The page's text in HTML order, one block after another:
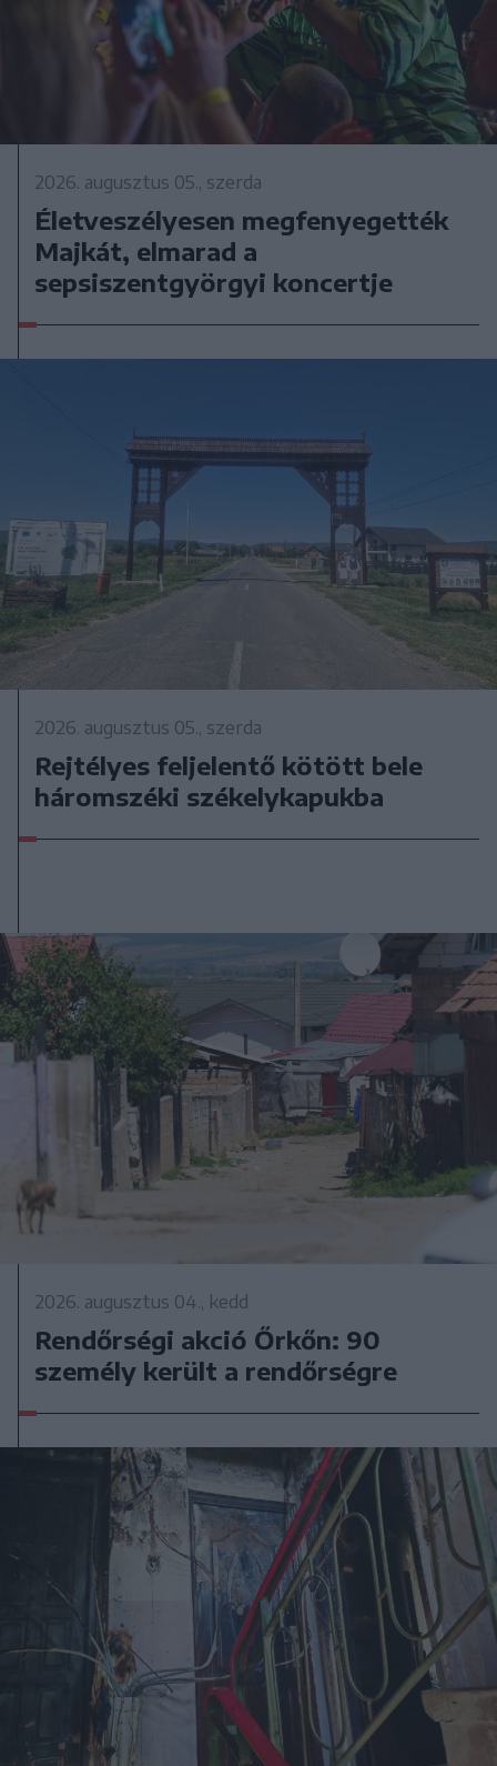
2026. augusztus 05., szerda
Életveszélyesen megfenyegették
Majkát, elmarad a
sepsiszentgyörgyi koncertje
2026. augusztus 05., szerda
Rejtélyes feljelentő kötött bele
háromszéki székelykapukba
2026. augusztus 04., kedd
Rendőrségi akció Őrkőn: 90
személy került a rendőrségre